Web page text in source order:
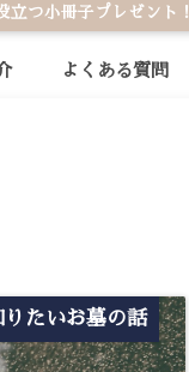
つ小冊子プレゼント！
よくある質問
たいお墓の話